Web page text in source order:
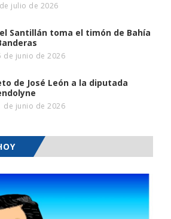
julio de 2026
Santillán toma el timón de Bahía
de junio de 2026
de José León a la diputada
de junio de 2026